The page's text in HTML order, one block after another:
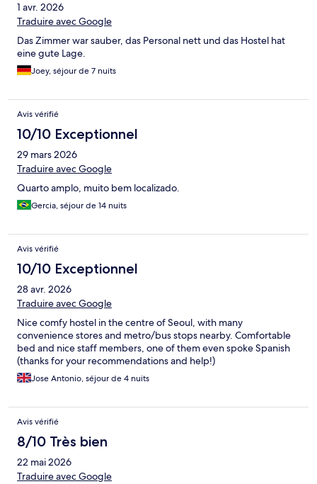
1 avr. 2026
Traduire avec Google
Das Zimmer war sauber, das Personal nett und das Hostel hat
eine gute Lage.
Joey, séjour de 7 nuits
Avis vérifié
10/10 Exceptionnel
29 mars 2026
Traduire avec Google
Quarto amplo, muito bem localizado.
Gercia, séjour de 14 nuits
Avis vérifié
10/10 Exceptionnel
28 avr. 2026
Traduire avec Google
Nice comfy hostel in the centre of Seoul, with many
convenience stores and metro/bus stops nearby. Comfortable
bed and nice staff members, one of them even spoke Spanish
(thanks for your recommendations and help!)
Jose Antonio, séjour de 4 nuits
Avis vérifié
8/10 Très bien
22 mai 2026
Traduire avec Google